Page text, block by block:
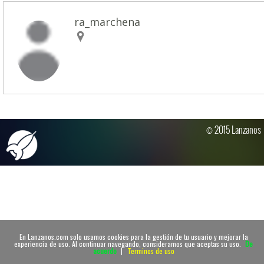
En Lanzanos.com solo usamos cookies para la gestión de tu usuario y mejorar la
experiencia de uso. Al continuar navegando, consideramos que aceptas su uso. De
acuerdo | Terminos de uso
ra_marchena
© 2015 Lanzanos